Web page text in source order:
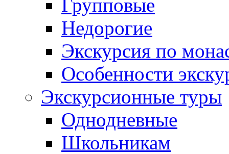
Групповые
Недорогие
Экскурсия по
Особенности
Экскурсионные туры
Однодневные
Школьникам